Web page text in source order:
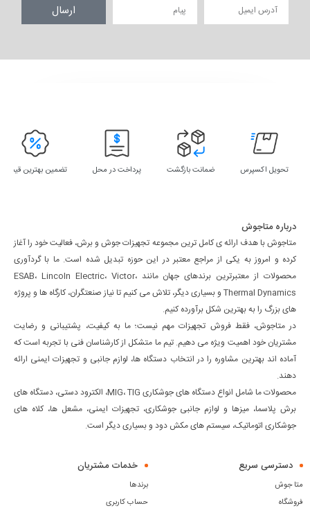
ارسال
تحویل اکسپرس ضمانت بازگشت پرداخت در محل تضمین بهترین قیمت
درباره متاجوش
متاجوش با هدف ارائه ی کامل ترین مجموعه تجهیزات جوش و برش، فعالیت خود را آغاز
کرده و امروز به یکی از مراجع معتبر در این حوزه تبدیل شده است. ما با گردآوری
محصولات از معتبرترین برندهای جهان مانند ESAB، Lincoln Electric، Victor،
Thermal Dynamics و بسیاری دیگر، تلاش می کنیم تا نیاز صنعتگران، کارگاه ها و پروژه
های بزرگ را به بهترین شکل برآورده کنیم.
در متاجوش، فقط فروش تجهیزات مهم نیست؛ ما به کیفیت، پشتیبانی و رضایت
مشتریان خود اهمیت ویژه می دهیم. تیم ما متشکل از کارشناسان فنی با تجربه است که
آماده اند بهترین مشاوره را در انتخاب دستگاه ها، لوازم جانبی و تجهیزات ایمنی ارائه
دهند.
محصولات ما شامل انواع دستگاه های جوشکاری MIG، TIG، الکترود دستی، دستگاه های
برش پلاسما، میزها و لوازم جانبی جوشکاری، تجهیزات ایمنی، مشعل ها، کلاه های
جوشکاری اتوماتیک، سیستم های مکش دود و بسیاری دیگر است.
دسترسی سریع
متا جوش
فروشگاه
خدمات مشتریان
برندها
حساب کاربری